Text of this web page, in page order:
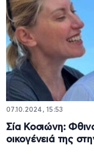
07.10.2024, 15:53
Σία Κοσιώνη:
οικογένειά της